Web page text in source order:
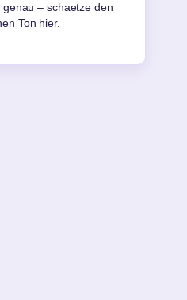
diesen Liveticker